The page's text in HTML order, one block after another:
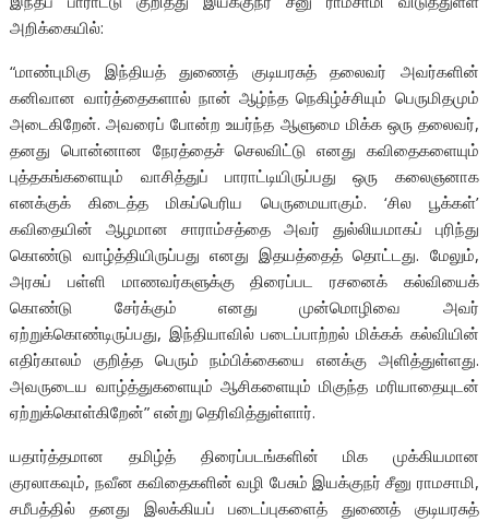
அறிக்கையில்:
“மாண்புமிகு இந்தியத் துணைத் குடியரசுத் தலைவர் அவர்களின்
கனிவான வார்த்தைகளால் நான் ஆழ்ந்த நெகிழ்ச்சியும் பெருமிதமும்
அடைகிறேன். அவரைப் போன்ற உயர்ந்த ஆளுமை மிக்க ஒரு தலைவர்,
தனது பொன்னான நேரத்தைச் செலவிட்டு எனது கவிதைகளையும்
புத்தகங்களையும் வாசித்துப் பாராட்டியிருப்பது ஒரு கலைஞனாக
எனக்குக் கிடைத்த மிகப்பெரிய பெருமையாகும். ‘சில பூக்கள்’
கவிதையின் ஆழமான சாராம்சத்தை அவர் துல்லியமாகப் புரிந்து
கொண்டு வாழ்த்தியிருப்பது எனது இதயத்தைத் தொட்டது. மேலும்,
அரசுப் பள்ளி மாணவர்களுக்கு திரைப்பட ரசனைக் கல்வியைக்
கொண்டு சேர்க்கும் எனது முன்மொழிவை அவர்
ஏற்றுக்கொண்டிருப்பது, இந்தியாவில் படைப்பாற்றல் மிக்கக் கல்வியின்
எதிர்காலம் குறித்த பெரும் நம்பிக்கையை எனக்கு அளித்துள்ளது.
அவருடைய வாழ்த்துகளையும் ஆசிகளையும் மிகுந்த மரியாதையுடன்
ஏற்றுக்கொள்கிறேன்” என்று தெரிவித்துள்ளார்.
யதார்த்தமான தமிழ்த் திரைப்படங்களின் மிக முக்கியமான
குரலாகவும், நவீன கவிதைகளின் வழி பேசும் இயக்குநர் சீனு ராமசாமி,
சமீபத்தில் தனது இலக்கியப் படைப்புகளைத் துணைத் குடியரசுத்